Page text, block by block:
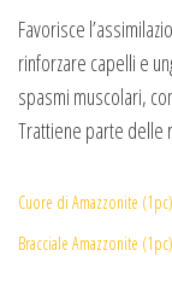
Favorisce
rinforzare capelli e
spasmi muscolari,
Trattiene parte delle
Cuore di Amazzonite (1pc)
Bracciale Amazzonite (1pc)